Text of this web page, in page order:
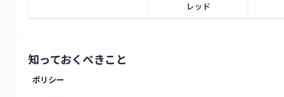
レッド
知っておくべきこと
ポリシー